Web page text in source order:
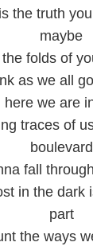
the truth
maybe
folds of
as we all
here we are
traces of
boulevard
fall
in the dark
part
the ways